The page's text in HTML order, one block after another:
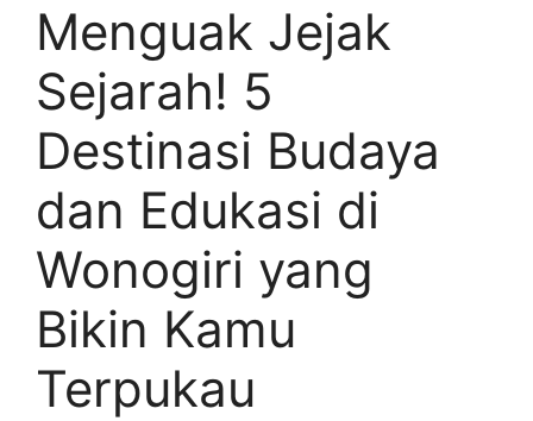
Menguak Jejak
Sejarah! 5
Destinasi Budaya
dan Edukasi di
Wonogiri yang
Bikin Kamu
Terpukau